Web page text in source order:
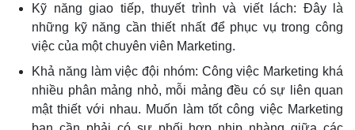
Kỹ năng giao tiếp, thuyết trình và viết lách: Đây là
những kỹ năng cần thiết nhất để phục vụ trong công
việc của một chuyên viên Marketing.
Khả năng làm việc đội nhóm: Công việc Marketing khá
nhiều phân mảng nhỏ, mỗi mảng đều có sự liên quan
mật thiết với nhau. Muốn làm tốt công việc Marketing